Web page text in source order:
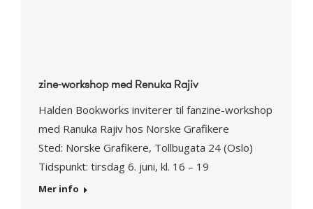
zine-workshop med Renuka Rajiv
Halden Bookworks inviterer til fanzine-workshop
med Ranuka Rajiv hos Norske Grafikere
Sted: Norske Grafikere, Tollbugata 24 (Oslo)
Tidspunkt: tirsdag 6. juni, kl. 16 – 19
Mer info